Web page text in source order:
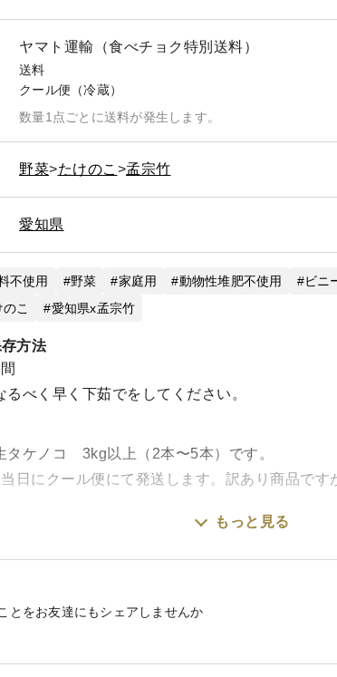
ヤマト運輸（食べチョク特別送料）
送料
クール便（冷蔵）
数量1点ごとに送料が発生します。
野菜 たけのこ 孟宗竹
愛知県
不使用 野菜 家庭用 動物性堆肥不使用 ビニ
こ
愛知県x孟宗竹
方法
るべく早く下茹でをしてください。
タケノコ 3kg以上（2本〜5本）です。
当日にクール便にて発送します。訳あり商品で
ノコをお届けしています。
もっと見る
とをお友達にもシェアしませんか